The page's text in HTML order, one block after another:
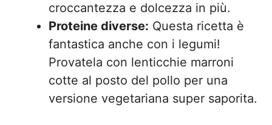
croccantezza e dolcezza in più.
Proteine diverse: Questa ricetta è
fantastica anche con i legumi!
Provatela con lenticchie marroni
cotte al posto del pollo per una
versione vegetariana super saporita.